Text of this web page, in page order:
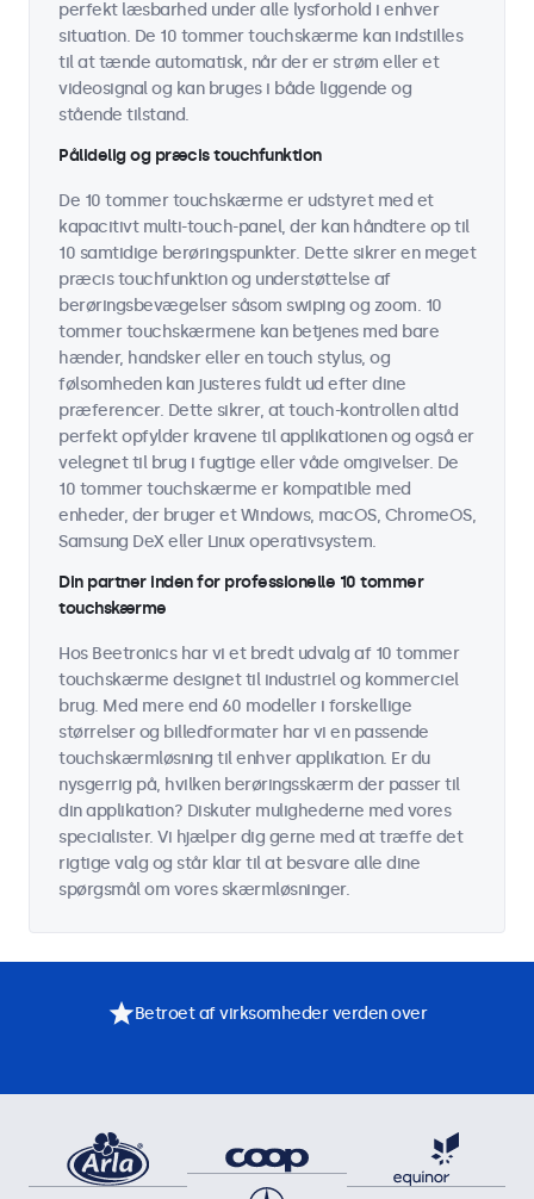
perfekt læsbarhed under alle lysforhold i enhver
situation. De 10 tommer touchskærme kan indstilles
til at tænde automatisk, når der er strøm eller et
videosignal og kan bruges i både liggende og
stående tilstand.
Pålidelig og præcis touchfunktion
De 10 tommer touchskærme er udstyret med et
kapacitivt multi-touch-panel, der kan håndtere op til
10 samtidige berøringspunkter. Dette sikrer en meget
præcis touchfunktion og understøttelse af
berøringsbevægelser såsom swiping og zoom. 10
tommer touchskærmene kan betjenes med bare
hænder, handsker eller en touch stylus, og
følsomheden kan justeres fuldt ud efter dine
præferencer. Dette sikrer, at touch-kontrollen altid
perfekt opfylder kravene til applikationen og også er
velegnet til brug i fugtige eller våde omgivelser. De
10 tommer touchskærme er kompatible med
enheder, der bruger et Windows, macOS, ChromeOS,
Samsung DeX eller Linux operativsystem.
Din partner inden for professionelle 10 tommer
touchskærme
Hos Beetronics har vi et bredt udvalg af 10 tommer
touchskærme designet til industriel og kommerciel
brug. Med mere end 60 modeller i forskellige
størrelser og billedformater har vi en passende
touchskærmløsning til enhver applikation. Er du
nysgerrig på, hvilken berøringsskærm der passer til
din applikation? Diskuter mulighederne med vores
specialister. Vi hjælper dig gerne med at træffe det
rigtige valg og står klar til at besvare alle dine
spørgsmål om vores skærmløsninger.
Betroet af virksomheder verden over